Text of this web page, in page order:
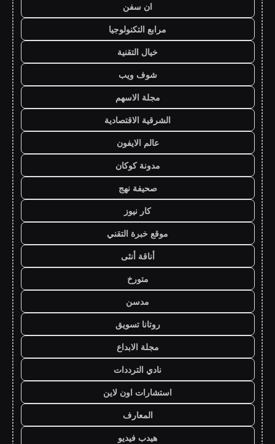
ان سفن
مرابع التكنولوجيا
خيال التقنية
شوف ويب
مجلة الاسهم
الشرقية الاقتصادية
عالم الايفون
مدونة كوكان
صحيفة نهج
كار نيوز
موقع خبرة التقني
أناقة أنثى
متورخ
مدسن
روتانا تسويق
مجلة الابداع
نادي الترددات
استشارات اون لاين
المعارف
هيدب فيديو